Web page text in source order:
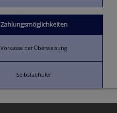
Zahlungsmöglichkeiten
Vorkasse per Überweisung
Selbstabholer